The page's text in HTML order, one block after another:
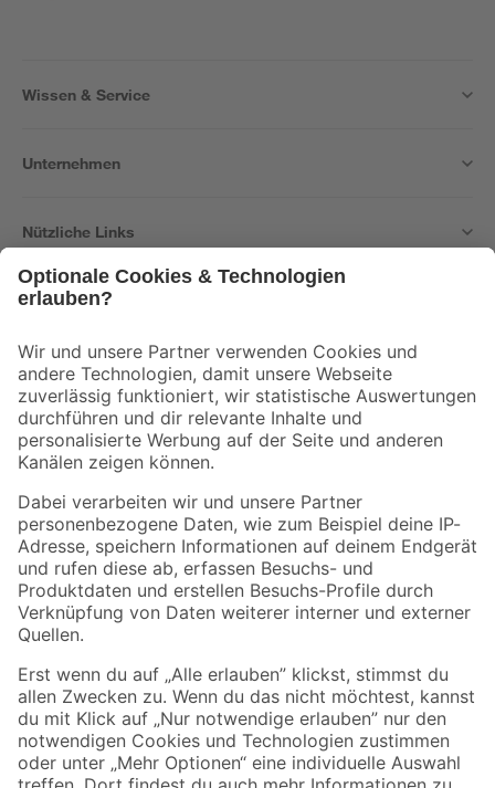
Wissen & Service
Unternehmen
Nützliche Links
Der toom Newsletter: Keine Angebote und Aktionen mehr verpassen!
Zur Newsletter Anmeldung
Folge uns
Zahlungsarten Versandarten
Sicher einkaufen
Jetzt die toom-App herunterladen